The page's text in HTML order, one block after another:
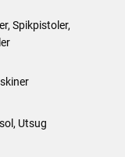
Spikpistoler,
Utsug